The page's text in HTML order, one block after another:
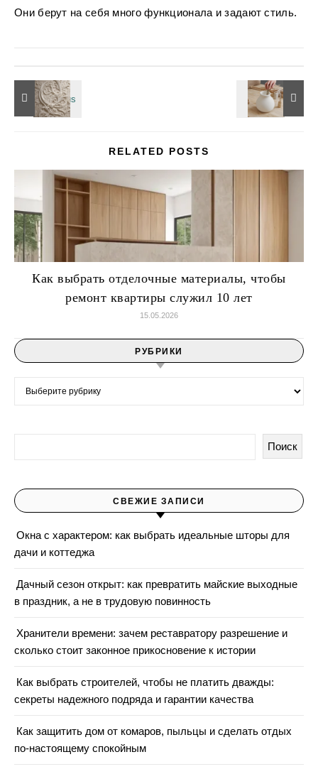
Они берут на себя много функционала и задают стиль.
RELATED POSTS
Как выбрать отделочные материалы, чтобы
ремонт квартиры служил 10 лет
15.05.2026
РУБРИКИ
Поиск
СВЕЖИЕ ЗАПИСИ
Окна с характером: как выбрать идеальные шторы для
дачи и коттеджа
Дачный сезон открыт: как превратить майские выходные
в праздник, а не в трудовую повинность
Хранители времени: зачем реставратору разрешение и
сколько стоит законное прикосновение к истории
Как выбрать строителей, чтобы не платить дважды:
секреты надежного подряда и гарантии качества
Как защитить дом от комаров, пыльцы и сделать отдых
по-настоящему спокойным